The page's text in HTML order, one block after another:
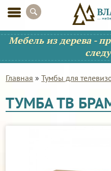
Мебель из дерева -
Главная »Тумбы для
ТУМБА ТВ